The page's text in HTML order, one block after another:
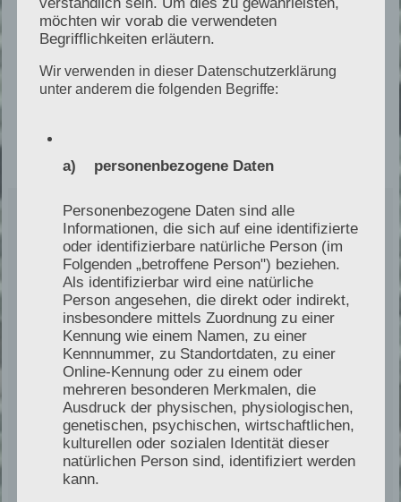
Steuerberater
rechtliche Prüfung durch spezialisierte
Rechtsanwälte
Besondere Expertise durch
Sachverständigentätigkeit
und strategische Erfahrung
beim Aufbau von
Handwerksgruppen
Sascha Lentfer ist Betriebswirt des Handwerks und
möchten wir vorab die verwendeten
Begrifflichkeiten erläutern.
Wir verwenden in dieser Datenschutzerklärung
unter anderem die folgenden Begriffe:
a) personenbezogene Daten
Personenbezogene Daten sind alle
Informationen, die sich auf eine identifizierte
oder identifizierbare natürliche Person (im
Folgenden „betroffene Person") beziehen.
Als identifizierbar wird eine natürliche
Person angesehen, die direkt oder indirekt,
insbesondere mittels Zuordnung zu einer
Kennung wie einem Namen, zu einer
Kennnummer, zu Standortdaten, zu einer
Online-Kennung oder zu einem oder
mehreren besonderen Merkmalen, die
Ausdruck der physischen, physiologischen,
genetischen, psychischen, wirtschaftlichen,
kulturellen oder sozialen Identität dieser
natürlichen Person sind, identifiziert werden
kann.